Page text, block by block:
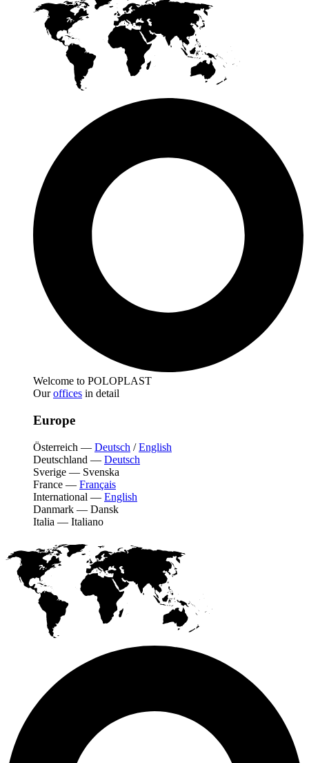
Welcome to POLOPLAST
Ouroffices in detail
Europe
Österreich — Deutsch /English
Deutschland — Deutsch
Sverige — Svenska
France — Français
International — English
Danmark — Dansk
Italia — Italiano